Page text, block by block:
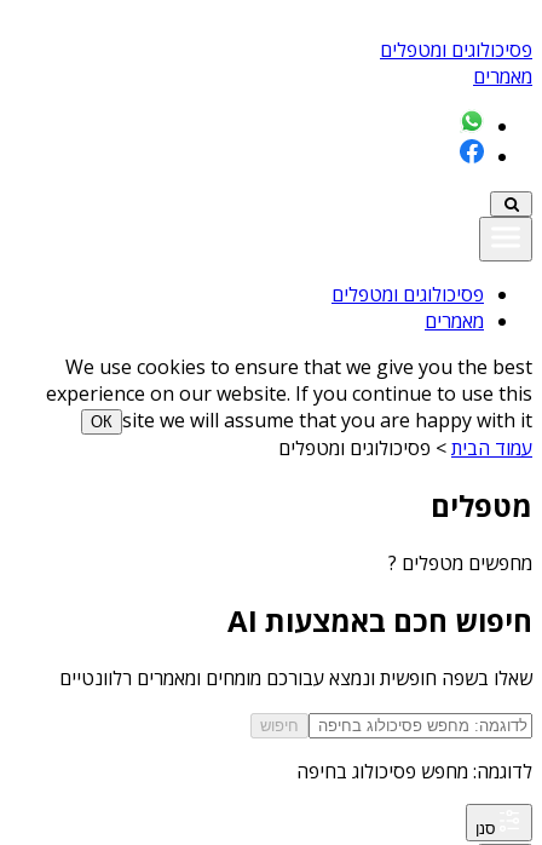
פסיכולוגים ומטפלים
מאמרים
פסיכולוגים ומטפלים
מאמרים
We use cookies to ensure that we give you the best
experience on our website. If you continue to use this
site we will assume that you are happy with it
ОК
עמוד הבית> פסיכולוגים ומטפלים
מטפלים
מחפשים מטפלים ?
חיפוש חכם באמצעות AI
שאלו בשפה חופשית ונמצא עבורכם מומחים ומאמרים רלוונטיים
חיפוש
לדוגמה: מחפש פסיכולוג בחיפה
סנן